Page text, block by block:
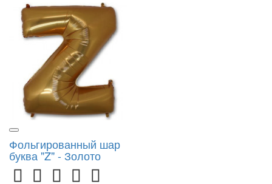
Фольгированный шар
буква "Z" - Золото